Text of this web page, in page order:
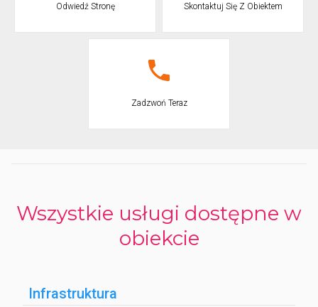
Nasze parcele są odpowiednie dla kamperów, przyczep
amperowej energii elektrycznej za niewielką dodatkową opłatą.
Kemping oferuje trzy bloki toaletowe z bezpłatnymi gorącymi
prysznicami, umywalkami i zlewami z ciepłą i zimną wodą,
Odwiedź Stronę Skontaktuj Się Z Obiektem
Zadzwoń Teraz
Wszystkie usługi dostępne w
obiekcie
Infrastruktura